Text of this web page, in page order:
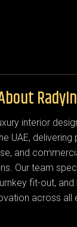
interior
UAE, delivering
and
Our team
fit-out, and
across all